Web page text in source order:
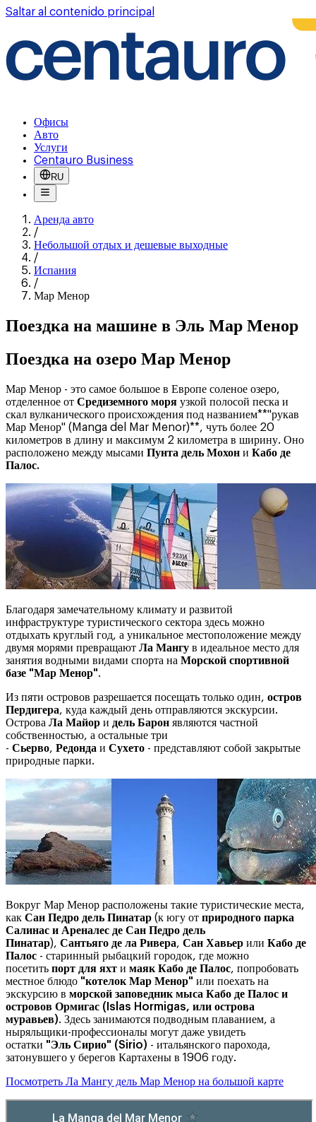
Saltar al contenido principal
Офисы
Авто
Услуги
Centauro Business
RU
Аренда авто
/
Небольшой отдых и дешевые выходные
/
Испания
/
Мар Менор
Поездка на машине в Эль Мар Менор
Поездка на озеро Мар Менор
Мар Менор - это самое большое в Европе соленое озеро,
отделенное от Средиземного моря узкой полосой песка и
скал вулканического происхождения под названием**"рукав
Мар Менор" (Manga del Mar Menor)**, чуть более 20
километров в длину и максимум 2 километра в ширину. Оно
расположено между мысами Пунта дель Мохон и Кабо де
Палос.
Благодаря замечательному климату и развитой
инфраструктуре туристического сектора здесь можно
отдыхать круглый год, а уникальное местоположение между
двумя морями превращают Ла Мангу в идеальное место для
занятия водными видами спорта на Морской спортивной
базе "Мар Менор".
Из пяти островов разрешается посещать только один, остров
Пердигера, куда каждый день отправляются экскурсии.
Острова Ла Майор и дель Барон являются частной
собственностью, а остальные три
- Сьерво, Редонда и Сухето - представляют собой закрытые
природные парки.
Вокруг Мар Менор расположены такие туристические места,
как Сан Педро дель Пинатар (к югу от природного парка
Салинас и Ареналес де Сан Педро дель
Пинатар), Сантьяго де ла Ривера, Сан Хавьер или Кабо де
Палос - старинный рыбацкий городок, где можно
посетить порт для яхт и маяк Кабо де Палос, попробовать
местное блюдо "котелок Мар Менор" или поехать на
экскурсию в морской заповедник мыса Кабо де Палос и
островов Ормигас (Islas Hormigas, или острова
муравьев). Здесь занимаются подводным плаванием, а
ныряльщики-профессионалы могут даже увидеть
остатки "Эль Сирио" (Sirio) - итальянского парохода,
затонувшего у берегов Картахены в 1906 году.
Посмотреть Ла Мангу дель Мар Менор на большой карте